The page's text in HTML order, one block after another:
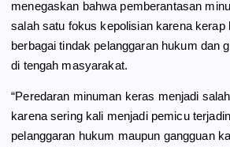
menegaskan bahwa pemberantasan
salah satu fokus kepolisian karena kerap
berbagai tindak pelanggaran hukum dan
di tengah masyarakat.
“Peredaran minuman keras menjadi
karena sering kali menjadi pemicu
pelanggaran hukum maupun gangguan